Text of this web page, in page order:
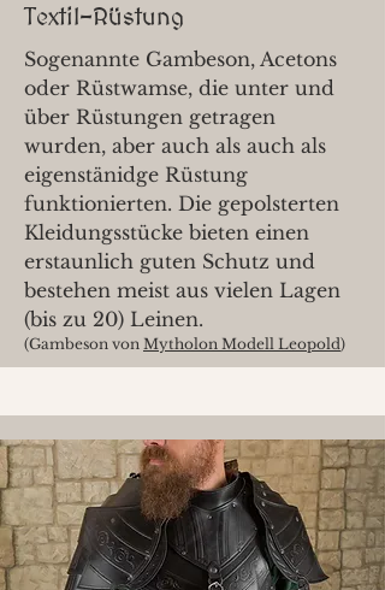
Textil-Rüstung
Sogenannte Gambeson, Acetons
oder Rüstwamse, die unter und
über Rüstungen getragen
wurden, aber auch als auch als
eigenstänidge Rüstung
funktionierten. Die gepolsterten
Kleidungsstücke bieten einen
erstaunlich guten Schutz und
bestehen meist aus vielen Lagen
(bis zu 20) Leinen.
(Gambeson von Mytholon Modell Leopold)